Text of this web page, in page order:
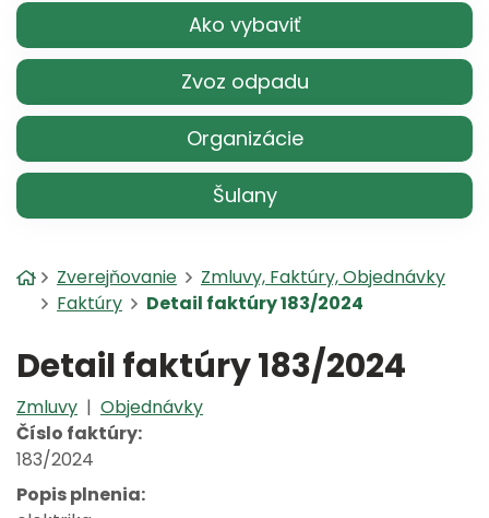
Ako vybaviť
Zvoz odpadu
Organizácie
Šulany
Úvodná stránka
Zverejňovanie
Zmluvy, Faktúry, Objednávky
Faktúry
Detail faktúry 183/2024
Detail faktúry 183/2024
Zmluvy | Objednávky
Číslo faktúry:
183/2024
Popis plnenia: